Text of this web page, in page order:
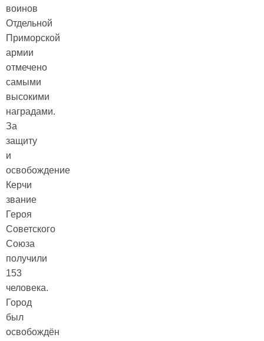
воинов
Отдельной
Приморской
армии
отмечено
самыми
высокими
наградами.
За
защиту
и
освобождение
Керчи
звание
Героя
Советского
Союза
получили
153
человека.
Город
был
освобождён